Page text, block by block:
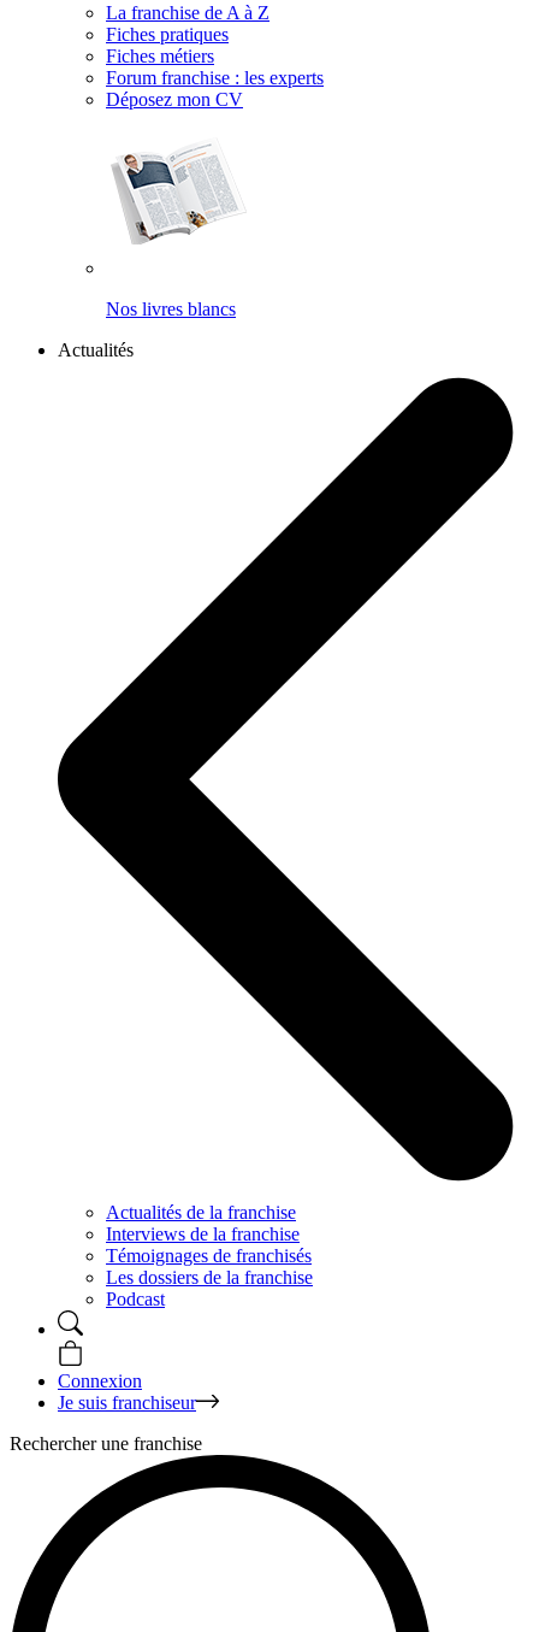
La franchise de A à Z
Fiches pratiques
Fiches métiers
Forum franchise : les experts
Déposez mon CV
Nos livres blancs
Actualités
Actualités de la franchise
Interviews de la franchise
Témoignages de franchisés
Les dossiers de la franchise
Podcast
Connexion
Je suis franchiseur
Rechercher une franchise